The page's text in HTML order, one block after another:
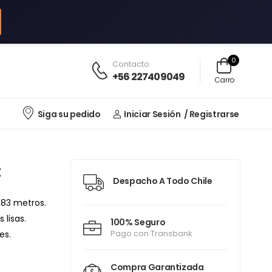
Contacto
+56 227409049
0
Carro
Siga su pedido Iniciar Sesión / Registrarse
metros.
lisas.
Despacho A Todo Chile
100% Seguro
Pago con Transbank
Compra Garantizada